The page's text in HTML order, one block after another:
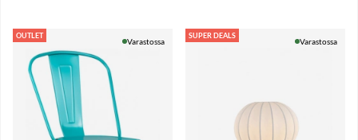
OUTLET
Varastossa
SUPER DEALS
Varastossa